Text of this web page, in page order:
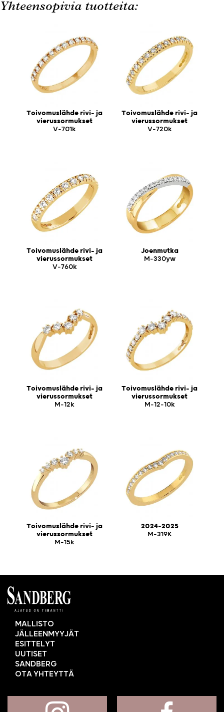
Yhteensopivia tuotteita:
Toivomuslähde rivi- ja
vierussormukset
V-701k
Toivomuslähde rivi- ja
vierussormukset
V-720k
Toivomuslähde rivi- ja
vierussormukset
V-760k
Joenmutka
M-330yw
Toivomuslähde rivi- ja
vierussormukset
M-12k
Toivomuslähde rivi- ja
vierussormukset
M-12-10k
Toivomuslähde rivi- ja
vierussormukset
M-15k
2024-2025
M-319K
MALLISTO
JÄLLEENMYYJÄT
ESITTELYT
UUTISET
SANDBERG
OTA YHTEYTTÄ